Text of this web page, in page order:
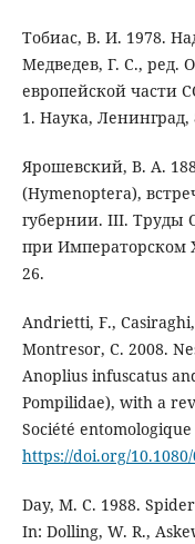
Тобиас, В. И. 1978.
Медведев, Г. С., ред.
европейской части
1. Наука, Ленинград,
Ярошевский, В. А.
(Hymenoptera),
губернии. III. Труды
при Императорском
26.
Andrietti, F.,
Montresor, C. 2008.
Anoplius infuscatus
Pompilidae), with a
Société entomologique
https://doi.org/
Day, M. C. 1988.
In: Dolling, W. R.,